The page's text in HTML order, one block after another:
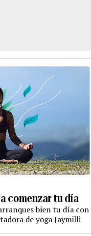
comenzar tu día
bien tu día con
de yoga Jaymilli